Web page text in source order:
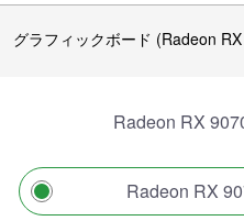
グラフィックボード (Radeon
Radeon RX
Radeon RX